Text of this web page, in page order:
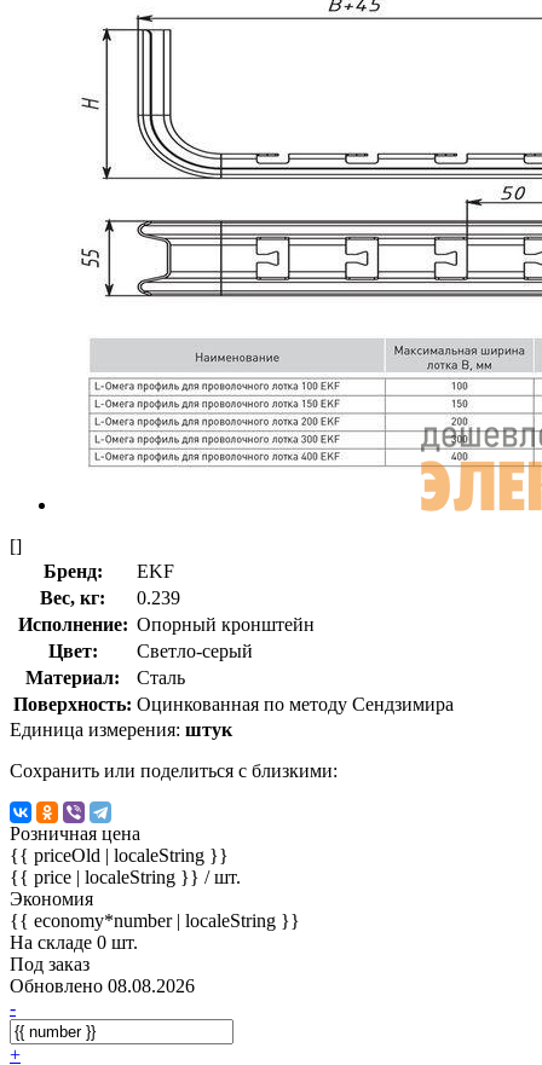
[]
Бренд:
EKF
Вес, кг:
0.239
Исполнение: Опорный кронштейн
Цвет:
Светло-серый
Материал:
Сталь
Поверхность: Оцинкованная по методу Сендзимира
Единица измерения: штук
Сохранить или поделиться с близкими:
Розничная цена
{{ priceOld | localeString }}
{{ price | localeString }} / шт.
Экономия
{{ economy*number | localeString }}
На складе 0 шт.
Под заказ
Обновлено 08.08.2026
-
+